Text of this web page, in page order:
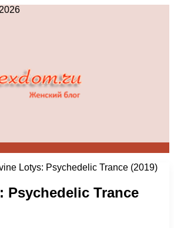
Lotys: Psychedelic Trance (2019)
Psychedelic Trance